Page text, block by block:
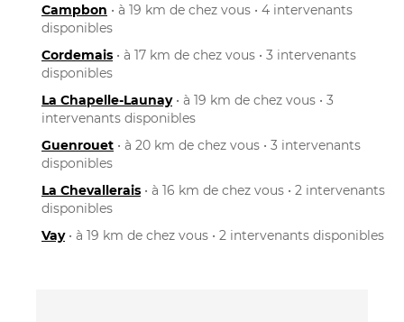
Campbon • à 19 km de chez vous • 4 intervenants
disponibles
Cordemais • à 17 km de chez vous • 3 intervenants
disponibles
La Chapelle-Launay• à 19 km de chez vous • 3
intervenants disponibles
Guenrouet • à 20 km de chez vous • 3 intervenants
disponibles
La Chevallerais • à 16 km de chez vous • 2 intervenants
disponibles
Vay• à 19 km de chez vous • 2 intervenants disponibles